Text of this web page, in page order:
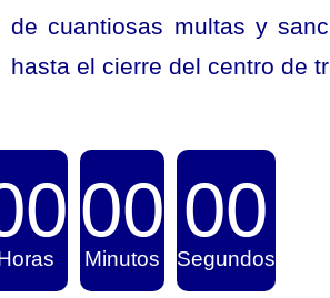
de cuantiosas multas y
hasta el cierre del centro de
00
Minutos
00
Segundos